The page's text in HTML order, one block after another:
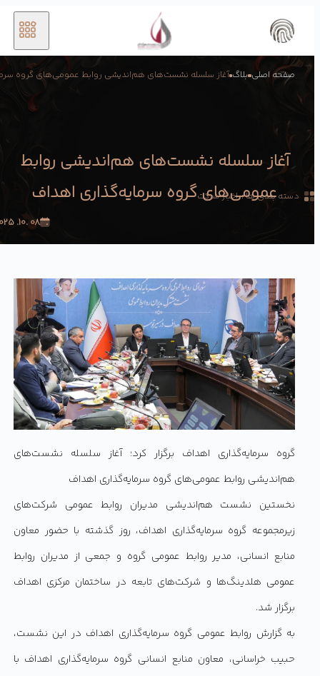
صفحه اصلی بلاگ آغاز سلسله نشست‌های هم‌اندیشی روابط عمومی‌های گروه
آغاز سلسله نشست‌های هم‌اندیشی روابط
عمومی‌های گروه سرمایه‌گذاری اهداف
دسته بندی ها : اخبار شرکت
08 .10. 2025
گروه سرمایه‌گذاری اهداف برگزار کرد؛ آغاز سلسله نشست‌های
هم‌اندیشی روابط عمومی‌های گروه سرمایه‌گذاری اهداف
نخستین نشست هم‌اندیشی مدیران روابط عمومی شرکت‌های
زیرمجموعه گروه سرمایه‌گذاری اهداف، روز گذشته با حضور معاون
منابع انسانی، مدیر روابط عمومی گروه و جمعی از مدیران روابط
عمومی هلدینگ‌ها و شرکت‌های تابعه در ساختمان مرکزی اهداف
برگزار شد.
به گزارش روابط عمومی گروه سرمایه‌گذاری اهداف در این نشست،
حبیب خراسانی، معاون منابع انسانی گروه سرمایه‌گذاری اهداف با